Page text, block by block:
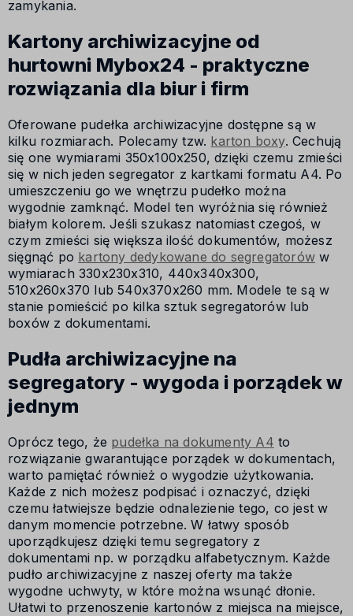
zamykania.
Kartony archiwizacyjne od
hurtowni Mybox24 - praktyczne
rozwiązania dla biur i firm
Oferowane pudełka archiwizacyjne dostępne są w
kilku rozmiarach. Polecamy tzw. karton boxy. Cechują
się one wymiarami 350x100x250, dzięki czemu zmieści
się w nich jeden segregator z kartkami formatu A4. Po
umieszczeniu go we wnętrzu pudełko można
wygodnie zamknąć. Model ten wyróżnia się również
białym kolorem. Jeśli szukasz natomiast czegoś, w
czym zmieści się większa ilość dokumentów, możesz
sięgnąć po kartony dedykowane do segregatorów w
wymiarach 330x230x310, 440x340x300,
510x260x370 lub 540x370x260 mm. Modele te są w
stanie pomieścić po kilka sztuk segregatorów lub
boxów z dokumentami.
Pudła archiwizacyjne na
segregatory - wygoda i porządek w
jednym
Oprócz tego, że pudełka na dokumenty A4 to
rozwiązanie gwarantujące porządek w dokumentach,
warto pamiętać również o wygodzie użytkowania.
Każde z nich możesz podpisać i oznaczyć, dzięki
czemu łatwiejsze będzie odnalezienie tego, co jest w
danym momencie potrzebne. W łatwy sposób
uporządkujesz dzięki temu segregatory z
dokumentami np. w porządku alfabetycznym. Każde
pudło archiwizacyjne z naszej oferty ma także
wygodne uchwyty, w które można wsunąć dłonie.
Ułatwi to przenoszenie kartonów z miejsca na miejsce,